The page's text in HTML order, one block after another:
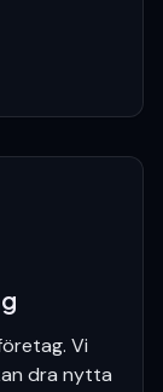
Vi
dra nytta